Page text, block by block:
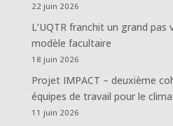
22 juin 2026
L’UQTR franchit un grand pas
modèle facultaire
18 juin 2026
Projet IMPACT – deuxième
équipes de travail pour le
11 juin 2026